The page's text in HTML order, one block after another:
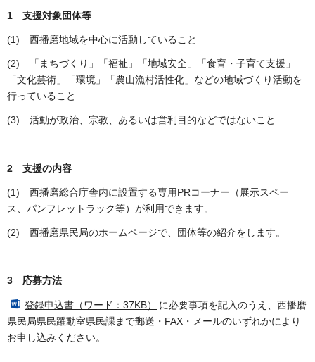
1 支援対象団体等
(1) 西播磨地域を中心に活動していること
(2) 「まちづくり」「福祉」「地域安全」「食育・子育て支援」
「文化芸術」「環境」「農山漁村活性化」などの地域づくり活動を
行っていること
(3) 活動が政治、宗教、あるいは営利目的などではないこと
2 支援の内容
(1) 西播磨総合庁舎内に設置する専用PRコーナー（展示スペー
ス、パンフレットラック等）が利用できます。
(2) 西播磨県民局のホームページで、団体等の紹介をします。
3 応募方法
登録申込書（ワード：37KB）
に必要事項を記入のうえ、西播磨
県民局県民躍動室県民課まで郵送・FAX・メールのいずれかにより
お申し込みください。